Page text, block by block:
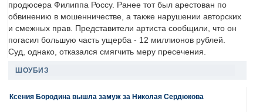
продюсера Филиппа Россу. Ранее тот был арестован по
обвинению в мошенничестве, а также нарушении авторских
и смежных прав. Представители артиста сообщили, что он
погасил большую часть ущерба - 12 миллионов рублей.
Суд, однако, отказался смягчить меру пресечения.
ШОУБИЗ
Ксения Бородина вышла замуж за Николая Сердюкова